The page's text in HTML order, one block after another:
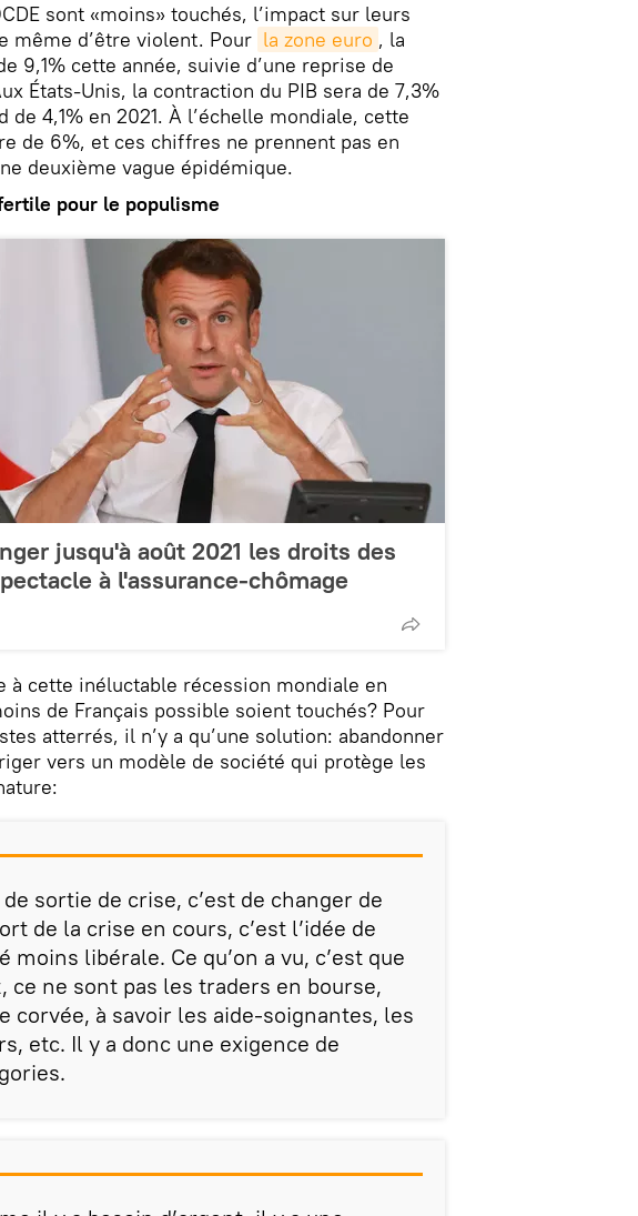
sont «moins» touchés, l’impact sur leurs
même d’être violent. Pour la zone euro , la
9,1% cette année, suivie d’une reprise de
États-Unis, la contraction du PIB sera de 7,3%
de 4,1% en 2021. À l’échelle mondiale, cette
de 6%, et ces chiffres ne prennent pas en
deuxième vague épidémique.
pour le populisme
jusqu'à août 2021 les droits des
à l'assurance-chômage
à cette inéluctable récession mondiale en
de Français possible soient touchés? Pour
atterrés, il n’y a qu’une solution: abandonner
vers un modèle de société qui protège les
sortie de crise, c’est de changer de
de la crise en cours, c’est l’idée de
moins libérale. Ce qu’on a vu, c’est que
ce ne sont pas les traders en bourse,
corvée, à savoir les aide-soignantes, les
etc. Il y a donc une exigence de